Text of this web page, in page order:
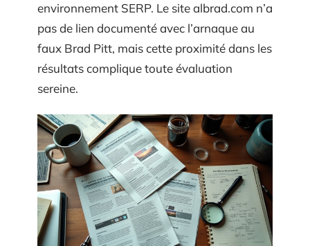
environnement SERP. Le site albrad.com n’a
pas de lien documenté avec l’arnaque au
faux Brad Pitt, mais cette proximité dans les
résultats complique toute évaluation
sereine.